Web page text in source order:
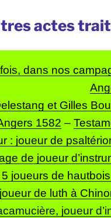
actes
dans nos
et Gilles
1582 –
: joueur de
de joueur
joueurs de
de luth à
joueur